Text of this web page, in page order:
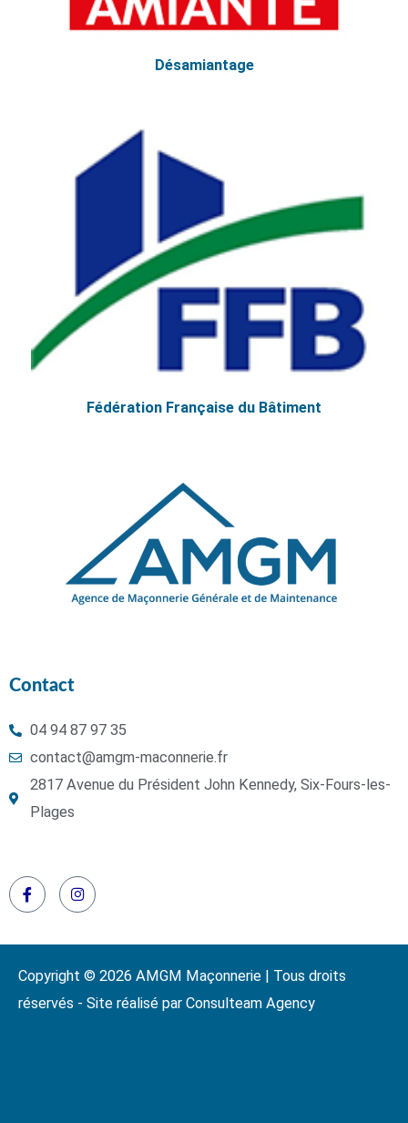
Désamiantage
Fédération Française du Bâtiment
Contact
04 94 87 97 35
contact@amgm-maconnerie.fr
2817 Avenue du Président John Kennedy, Six-Fours-les-
Plages
Copyright © 2026 AMGM Maçonnerie | Tous droits
réservés - Site réalisé par Consulteam Agency